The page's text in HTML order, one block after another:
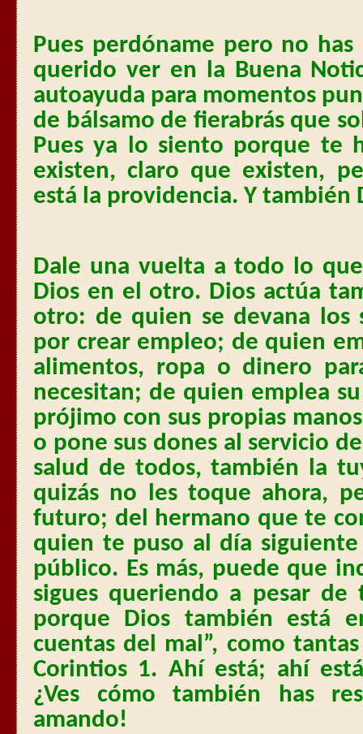
Pues perdóname pero no
querido ver en la Buena
autoayuda para momentos
de bálsamo de fierabrás que
Pues ya lo siento porque te
existen, claro que existen,
está la providencia. Y también
Dale una vuelta a todo lo
Dios en el otro. Dios actúa
otro: de quien se devana los
por crear empleo; de quien
alimentos, ropa o dinero
necesitan; de quien emplea
prójimo con sus propias
o pone sus dones al servicio
salud de todos, también la
quizás no les toque ahora,
futuro; del hermano que te
quien te puso al día
público. Es más, puede que
sigues queriendo a pesar de
porque Dios también está
cuentas del mal”, como
Corintios 1. Ahí está; ahí está
¿Ves cómo también has
amando!